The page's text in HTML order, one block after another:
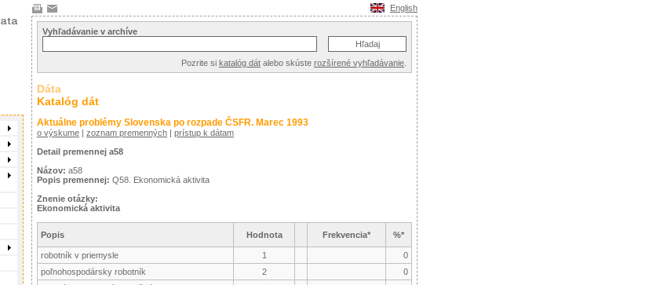
English
Vyhľadávanie v archíve
Pozrite si katalóg dát alebo skúste rozšírené vyhľadávanie
Dáta
Katalóg dát
Aktuálne problémy Slovenska po rozpade ČSFR. Marec 1993
o výskume | zoznam premenných | prístup k dátam
Detail premennej a58
Názov: a58
Popis premennej: Q58. Ekonomická aktivita
Znenie otázky:
Ekonomická aktivita
Popis Hodnota Frekvencia* %*
robotník v priemysle 1
0
poľnohospodársky robotník
2
0